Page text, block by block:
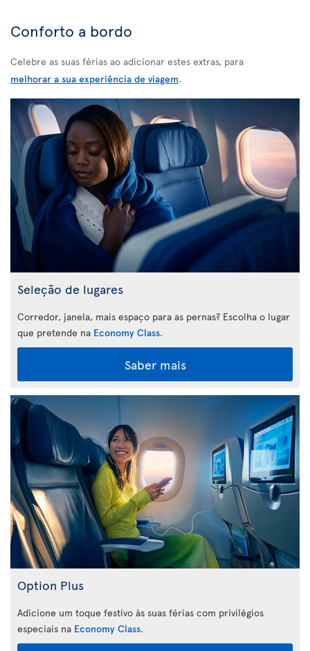
Conforto a bordo
Celebre as suas férias ao adicionar estes extras, para
melhorar a sua experiência de viagem.
Seleção de lugares
Corredor, janela, mais espaço para as pernas? Escolha o lugar
que pretende na Economy Class.
Saber mais
Option Plus
Adicione um toque festivo às suas férias com privilégios
especiais na Economy Class.